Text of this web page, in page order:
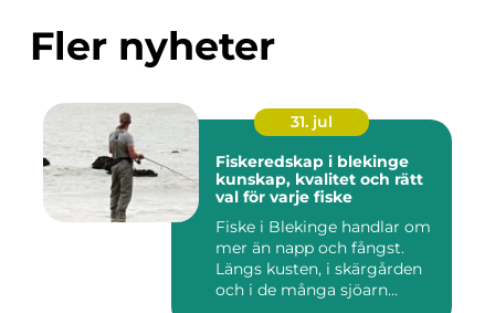
Fler nyheter
31. jul
Fiskeredskap i blekinge
kunskap, kvalitet och rätt
val för varje fiske
Fiske i Blekinge handlar om
mer än napp och fångst.
Längs kusten, i skärgården
och i de många sjöarn...